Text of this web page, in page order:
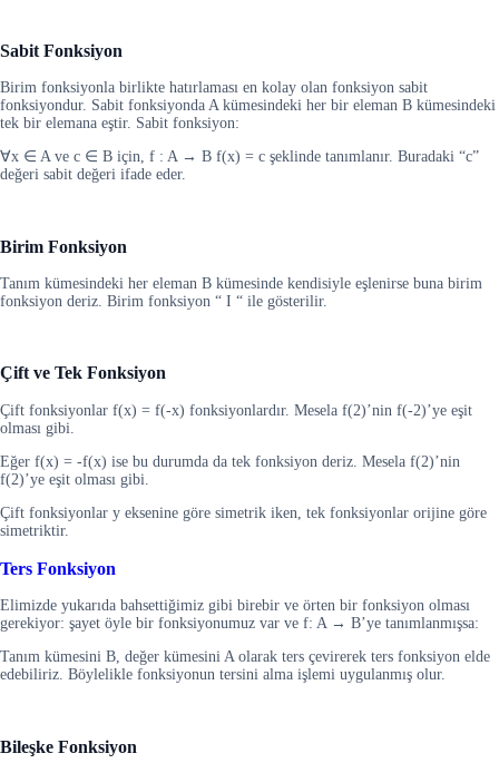
Sabit Fonksiyon
Birim fonksiyonla birlikte hatırlaması en kolay olan fonksiyon sabit
fonksiyondur. Sabit fonksiyonda A kümesindeki her bir eleman B kümesindeki
tek bir elemana eştir. Sabit fonksiyon:
∀x ∈ A ve c ∈ B için, f : A → B f(x) = c şeklinde tanımlanır. Buradaki “c”
değeri sabit değeri ifade eder.
Birim Fonksiyon
Tanım kümesindeki her eleman B kümesinde kendisiyle eşlenirse buna birim
fonksiyon deriz. Birim fonksiyon “ I “ ile gösterilir.
Çift ve Tek Fonksiyon
Çift fonksiyonlar f(x) = f(-x) fonksiyonlardır. Mesela f(2)’nin f(-2)’ye eşit
olması gibi.
Eğer f(x) = -f(x) ise bu durumda da tek fonksiyon deriz. Mesela f(2)’nin
f(2)’ye eşit olması gibi.
Çift fonksiyonlar y eksenine göre simetrik iken, tek fonksiyonlar orijine göre
simetriktir.
Ters Fonksiyon
Elimizde yukarıda bahsettiğimiz gibi birebir ve örten bir fonksiyon olması
gerekiyor: şayet öyle bir fonksiyonumuz var ve f: A → B’ye tanımlanmışsa:
Tanım kümesini B, değer kümesini A olarak ters çevirerek ters fonksiyon elde
edebiliriz. Böylelikle fonksiyonun tersini alma işlemi uygulanmış olur.
Bileşke Fonksiyon